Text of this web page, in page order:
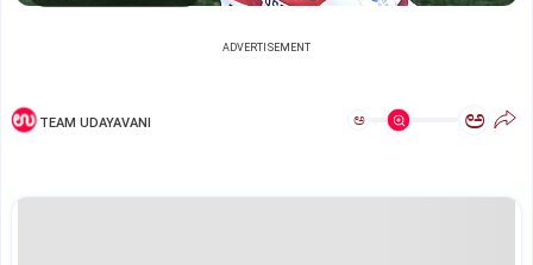
ADVERTISEMENT
TEAM UDAYAVANI ಅ ಅ